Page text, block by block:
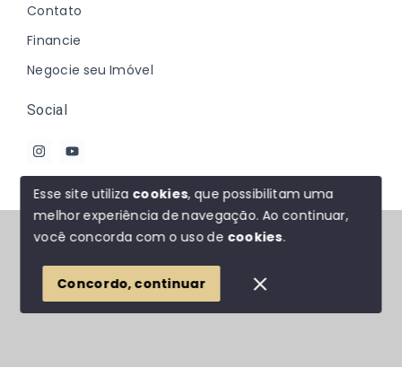
Contato
Financie
Negocie seu Imóvel
Social
© Copyright 2026 - Johanna Marques - Todos os
SITE PARA IMOBILIARIA
Esse site utiliza cookies, que possibilitam uma
melhor experiência de navegação.Ao continuar,
você concorda com o uso de cookies.
Concordo, continuar